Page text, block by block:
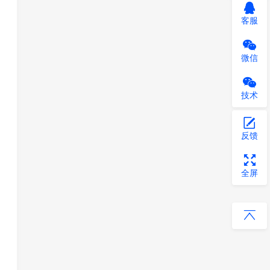
客服
微信
技术
反馈
全屏